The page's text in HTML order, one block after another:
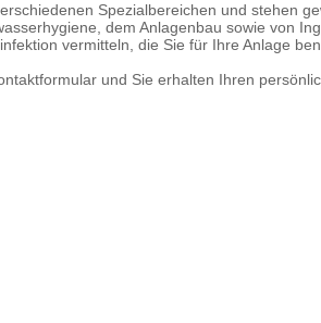
Spezialbereichen und stehen
dem Anlagenbau sowie von
vermitteln, die Sie für Ihre Anlage
und Sie erhalten Ihren